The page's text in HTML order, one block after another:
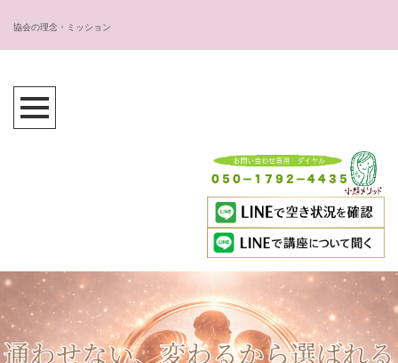
協会の理念・ミッション